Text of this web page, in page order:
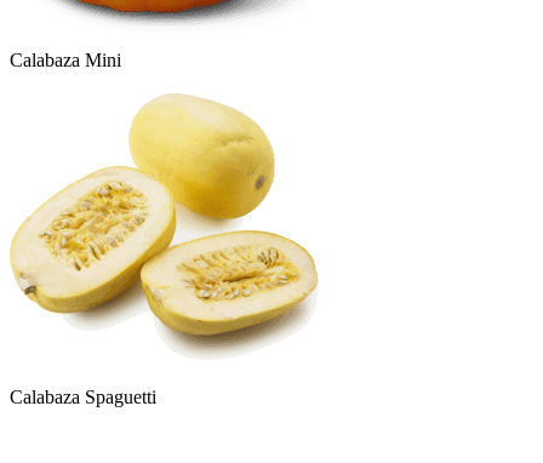
Calabaza Mini
Calabaza Spaguetti